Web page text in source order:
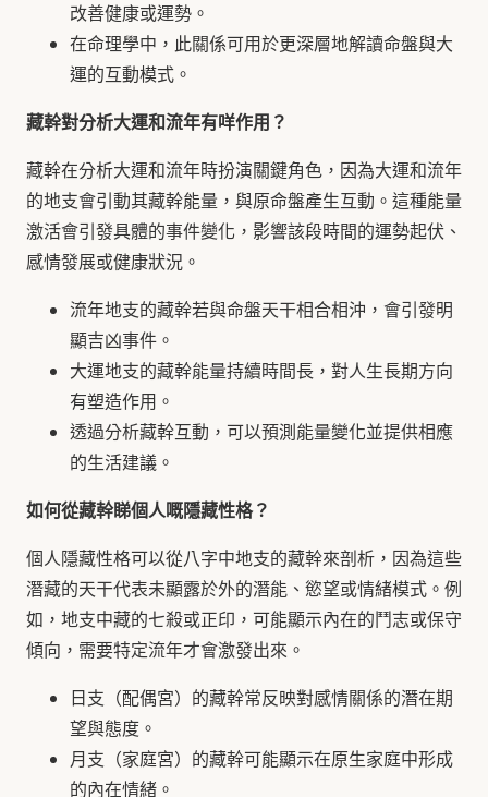
改善健康或運勢。
在命理學中，此關係可用於更深層地解讀命盤與大
運的互動模式。
藏幹對分析大運和流年有咩作用？
藏幹在分析大運和流年時扮演關鍵角色，因為大運和流年
的地支會引動其藏幹能量，與原命盤產生互動。這種能量
激活會引發具體的事件變化，影響該段時間的運勢起伏、
感情發展或健康狀況。
流年地支的藏幹若與命盤天干相合相沖，會引發明
顯吉凶事件。
大運地支的藏幹能量持續時間長，對人生長期方向
有塑造作用。
透過分析藏幹互動，可以預測能量變化並提供相應
的生活建議。
如何從藏幹睇個人嘅隱藏性格？
個人隱藏性格可以從八字中地支的藏幹來剖析，因為這些
潛藏的天干代表未顯露於外的潛能、慾望或情緒模式。例
如，地支中藏的七殺或正印，可能顯示內在的鬥志或保守
傾向，需要特定流年才會激發出來。
日支（配偶宮）的藏幹常反映對感情關係的潛在期
望與態度。
月支（家庭宮）的藏幹可能顯示在原生家庭中形成
的內在情緒。